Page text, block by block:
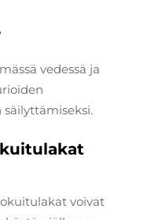
vedessä ja
voivat